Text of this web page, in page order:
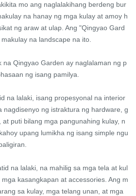
mo ang naglalakihang berdeng bur
na hanay ng mga kulay at amoy h
ng araw at ulap. Ang "Qingyao Gard
na landscape na ito.
Qingyao Garden ay naglalaman ng p
ng isang pamilya.
na lalaki, isang propesyonal na interior
nagdisenyo ng istraktura ng hardware, g
puti bilang mga pangunahing kulay, n
upang lumikha ng isang simple ngu
na lalaki, na mahilig sa mga tela at kul
kasangkapan at accessories. Ang m
sa kulay, mga telang unan, at mga